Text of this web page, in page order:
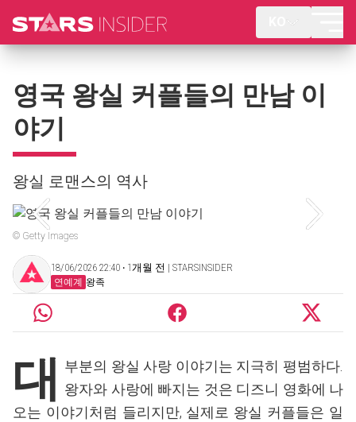
영국 왕실 커플들의 만남 이
야기
왕실 로맨스의 역사
© Getty Images
18/06/2026 22:40 ‧ 1개월 전 | STARSINSIDER
연예계 왕족
대 부분의 왕실 사랑 이야기는 지극히 평범하다.
왕자와 사랑에 빠지는 것은 디즈니 영화에 나
오는 이야기처럼 들리지만, 실제로 왕실 커플들은 일